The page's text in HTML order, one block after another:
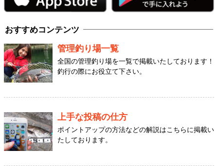
おすすめコンテンツ
管理釣り場一覧
全国の管理釣り場を一覧で掲載いたしております！
釣行の際にお役立て下さい。
上手な投稿の仕方
ポイントアップの方法などの解説はこちらに掲載い
たしております。